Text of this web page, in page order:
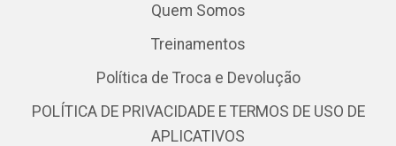
Quem Somos
Treinamentos
Política de Troca e Devolução
POLÍTICA DE PRIVACIDADE E TERMOS DE USO DE
APLICATIVOS